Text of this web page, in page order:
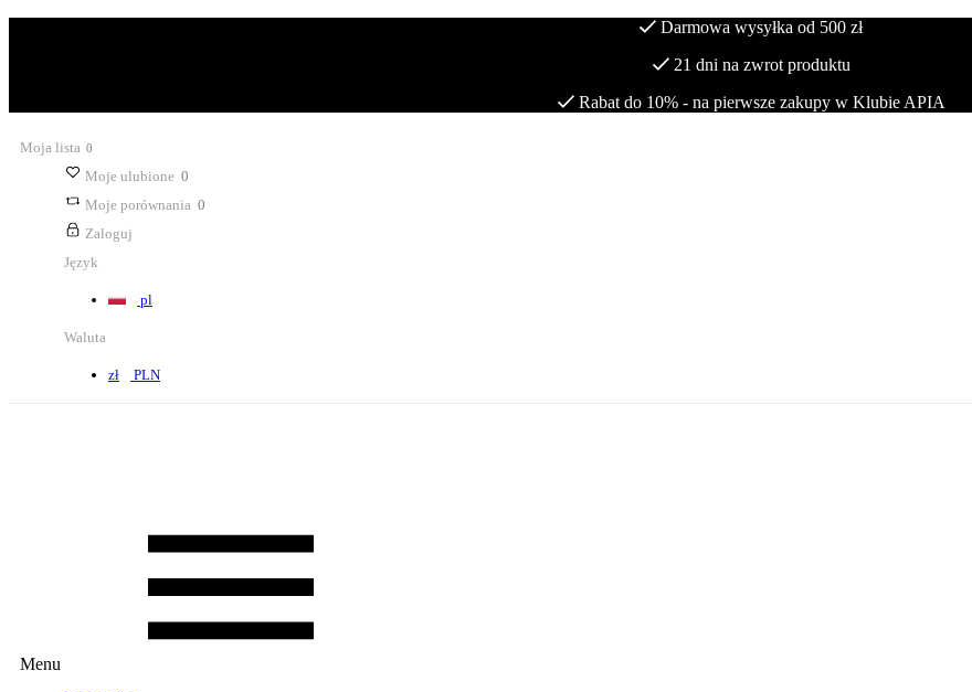
Darmowa wysyłka od 500 zł
21 dni na zwrot produktu
Rabat do 10% - na pierwsze zakupy w Klubie APIA
Moja lista 0
Moje ulubione 0
Moje porównania 0
Zaloguj
Język
pl
Waluta
zł PLN
Menu